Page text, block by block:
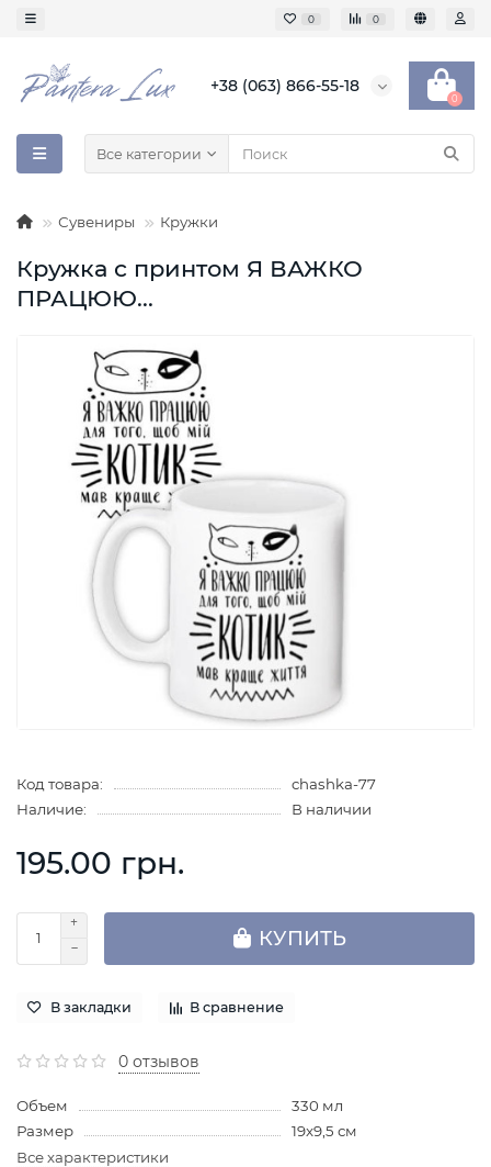
0 0
+38 (063) 866-55-18
0
Все категории
Сувениры Кружки
Кружка с принтом Я ВАЖКО
ПРАЦЮЮ...
Код товара:
chashka-77
Наличие:
В наличии
195.00 грн.
КУПИТЬ
В закладки В сравнение
0 отзывов
Объем
330 мл
Размер
19x9,5 см
Все характеристики